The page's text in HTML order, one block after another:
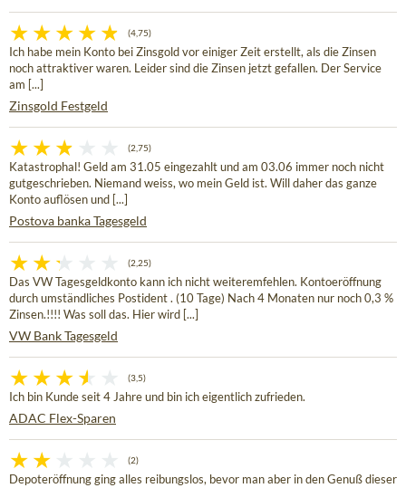
(4,75)
Ich habe mein Konto bei Zinsgold vor einiger Zeit erstellt, als die Zinsen
noch attraktiver waren. Leider sind die Zinsen jetzt gefallen. Der Service
am [...]
Zinsgold Festgeld
(2,75)
Katastrophal! Geld am 31.05 eingezahlt und am 03.06 immer noch nicht
gutgeschrieben. Niemand weiss, wo mein Geld ist. Will daher das ganze
Konto auflösen und [...]
Postova banka Tagesgeld
(2,25)
Das VW Tagesgeldkonto kann ich nicht weiteremfehlen. Kontoeröffnung
durch umständliches Postident . (10 Tage) Nach 4 Monaten nur noch 0,3 %
Zinsen.!!!! Was soll das. Hier wird [...]
VW Bank Tagesgeld
(3,5)
Ich bin Kunde seit 4 Jahre und bin ich eigentlich zufrieden.
ADAC Flex-Sparen
(2)
Depoteröffnung ging alles reibungslos, bevor man aber in den Genuß dieser